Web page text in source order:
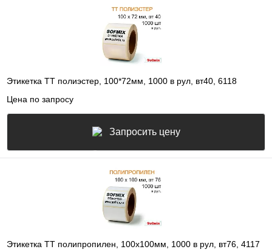
Этикетка ТТ полиэстер, 100*72мм, 1000 в рул, вт40, 6118
Цена по запросу
Запросить цену
Этикетка ТТ полипропилен, 100х100мм, 1000 в рул, вт76, 4117